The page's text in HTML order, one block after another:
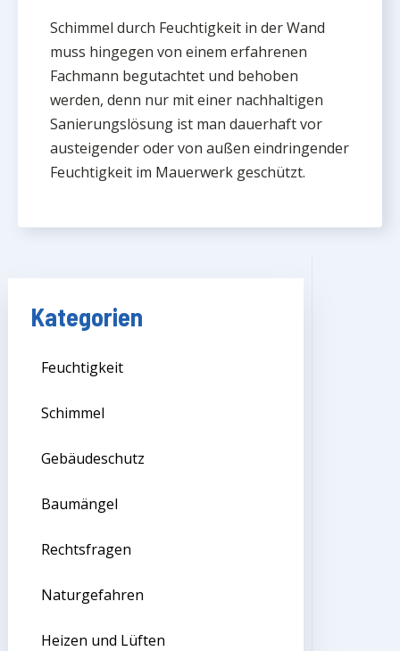
Schimmel durch Feuchtigkeit in der Wand
muss hingegen von einem erfahrenen
Fachmann begutachtet und behoben
werden, denn nur mit einer nachhaltigen
Sanierungslösung ist man dauerhaft vor
austeigender oder von außen eindringender
Feuchtigkeit im Mauerwerk geschützt.
Kategorien
Feuchtigkeit
Schimmel
Gebäudeschutz
Baumängel
Rechtsfragen
Naturgefahren
Heizen und Lüften